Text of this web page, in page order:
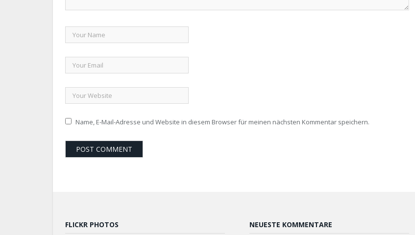
Name, E-Mail-Adresse und Website in diesem Browser für meinen nächsten Kommentar speichern.
FLICKR PHOTOS NEUESTE KOMMENTARE